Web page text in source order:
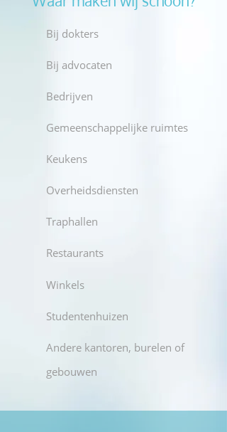
Bij dokters
Bij advocaten
Bedrijven
Gemeenschappelijke ruimtes
Keukens
Overheidsdiensten
Traphallen
Restaurants
Winkels
Studentenhuizen
Andere kantoren, burelen of
gebouwen